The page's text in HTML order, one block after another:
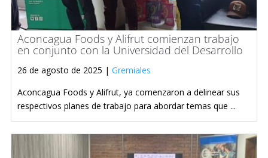
Aconcagua Foods y Alifrut comienzan trabajo
en conjunto con la Universidad del Desarrollo
26 de agosto de 2025 | Gremiales
Aconcagua Foods y Alifrut, ya comenzaron a delinear sus
respectivos planes de trabajo para abordar temas que ...